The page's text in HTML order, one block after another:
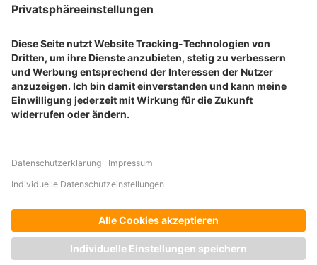
BELIEBTE PRODUKTKATEGORIEN
Aufkleber drucken
Etiketten drucken
Geschenkideen drucken
© ONLINE-DRUCK.BIZ | 2026
Allgemeine GeschäftsbedingungenDatenschutz